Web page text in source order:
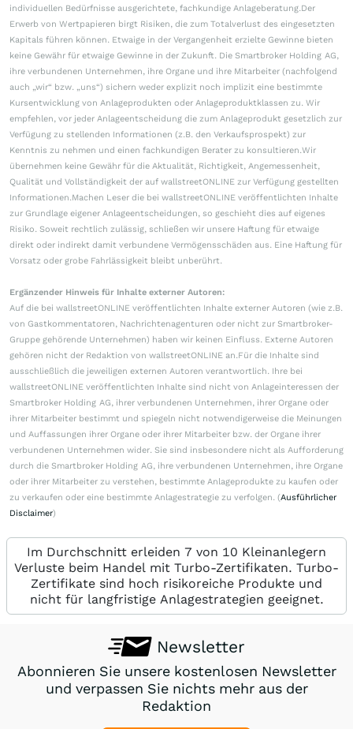
individuellen Bedürfnisse ausgerichtete, fachkundige Anlageberatung.Der
Erwerb von Wertpapieren birgt Risiken, die zum Totalverlust des eingesetzten
Kapitals führen können. Etwaige in der Vergangenheit erzielte Gewinne bieten
keine Gewähr für etwaige Gewinne in der Zukunft. Die Smartbroker Holding AG,
ihre verbundenen Unternehmen, ihre Organe und ihre Mitarbeiter (nachfolgend
auch „wir“ bzw. „uns“) sichern weder explizit noch implizit eine bestimmte
Kursentwicklung von Anlageprodukten oder Anlageproduktklassen zu. Wir
empfehlen, vor jeder Anlageentscheidung die zum Anlageprodukt gesetzlich zur
Verfügung zu stellenden Informationen (z.B. den Verkaufsprospekt) zur
Kenntnis zu nehmen und einen fachkundigen Berater zu konsultieren.Wir
übernehmen keine Gewähr für die Aktualität, Richtigkeit, Angemessenheit,
Qualität und Vollständigkeit der auf wallstreetONLINE zur Verfügung gestellten
Informationen.Machen Leser die bei wallstreetONLINE veröffentlichten Inhalte
zur Grundlage eigener Anlageentscheidungen, so geschieht dies auf eigenes
Risiko. Soweit rechtlich zulässig, schließen wir unsere Haftung für etwaige
direkt oder indirekt damit verbundene Vermögensschäden aus. Eine Haftung für
Vorsatz oder grobe Fahrlässigkeit bleibt unberührt.
Ergänzender Hinweis für Inhalte externer Autoren:
Auf die bei wallstreetONLINE veröffentlichten Inhalte externer Autoren (wie z.B.
von Gastkommentatoren, Nachrichtenagenturen oder nicht zur Smartbroker-
Gruppe gehörende Unternehmen) haben wir keinen Einfluss. Externe Autoren
gehören nicht der Redaktion von wallstreetONLINE an.Für die Inhalte sind
ausschließlich die jeweiligen externen Autoren verantwortlich. Ihre bei
wallstreetONLINE veröffentlichten Inhalte sind nicht von Anlageinteressen der
Smartbroker Holding AG, ihrer verbundenen Unternehmen, ihrer Organe oder
ihrer Mitarbeiter bestimmt und spiegeln nicht notwendigerweise die Meinungen
und Auffassungen ihrer Organe oder ihrer Mitarbeiter bzw. der Organe ihrer
verbundenen Unternehmen wider. Sie sind insbesondere nicht als Aufforderung
durch die Smartbroker Holding AG, ihre verbundenen Unternehmen, ihre Organe
oder ihrer Mitarbeiter zu verstehen, bestimmte Anlageprodukte zu kaufen oder
zu verkaufen oder eine bestimmte Anlagestrategie zu verfolgen. (Ausführlicher
Disclaimer)
Im Durchschnitt erleiden 7 von 10 Kleinanlegern
Verluste beim Handel mit Turbo-Zertifikaten. Turbo-
Zertifikate sind hoch risikoreiche Produkte und
nicht für langfristige Anlagestrategien geeignet.
Newsletter
Abonnieren Sie unsere kostenlosen Newsletter
und verpassen Sie nichts mehr aus der
Redaktion